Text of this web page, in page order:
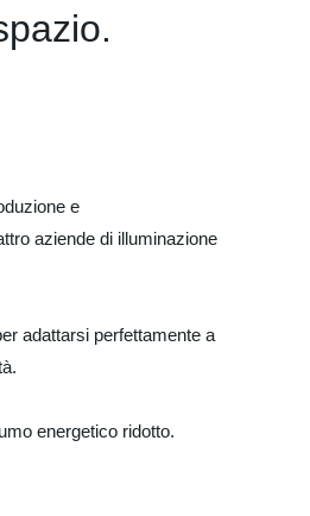
e
aziende di illuminazione
adattarsi perfettamente a
energetico ridotto.